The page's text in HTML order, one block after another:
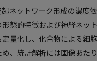
ネットワーク形成の濃度
態的特徴および神経ネッ
量化し、化合物による細
、統計解析には画像あた